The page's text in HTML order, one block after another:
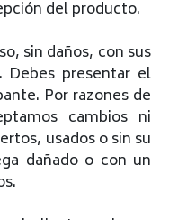
del producto.
sin daños, con sus
Debes presentar el
Por razones de
cambios ni
usados o sin su
dañado o con un